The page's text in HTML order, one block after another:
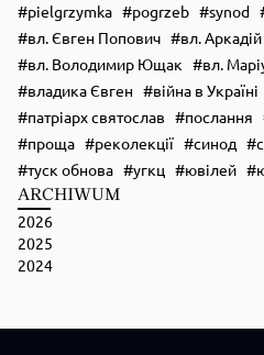
pielgrzymka
pogrzeb synod
вл. Євген Попович
вл.
вл. Володимир Ющак
вл.
владика Євген
війна в Україні
патріарх святослав
послання
проща
реколекції синод
туск обнова
угкц ювілей
ARCHIWUM
2026
2025
2024